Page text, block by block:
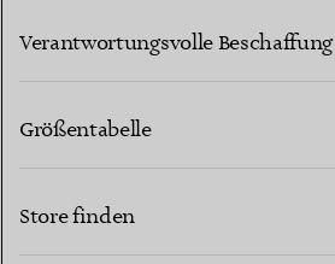
Verantwortungsvolle Beschaffung
Größentabelle
Store finden